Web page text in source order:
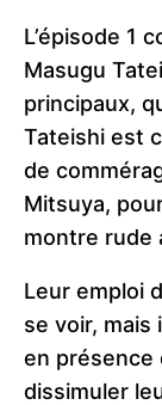
L’épisode 1
Masugu
principaux,
Tateishi est
de
Mitsuya,
montre rude
Leur emploi
se voir, mais
en présence
dissimuler